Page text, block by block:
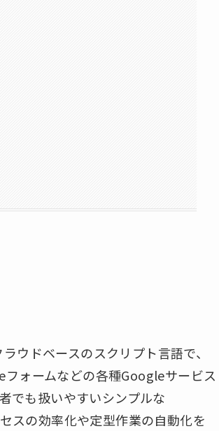
ウドベースのスクリプト言語で、
ォームなどの各種Googleサービス
でも扱いやすいシンプルな
スの効率化や定型作業の自動化を